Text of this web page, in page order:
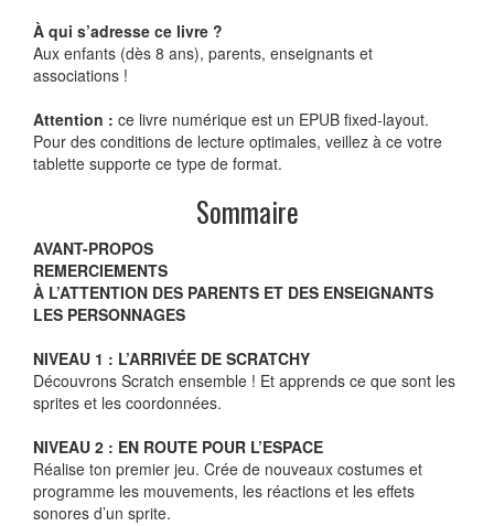
À qui s’adresse ce livre ?
Aux enfants (dès 8 ans), parents, enseignants et
associations !
Attention : ce livre numérique est un EPUB fixed-layout.
Pour des conditions de lecture optimales, veillez à ce votre
tablette supporte ce type de format.
Sommaire
AVANT-PROPOS
REMERCIEMENTS
À L’ATTENTION DES PARENTS ET DES ENSEIGNANTS
LES PERSONNAGES
NIVEAU 1 : L’ARRIVÉE DE SCRATCHY
Découvrons Scratch ensemble ! Et apprends ce que sont les
sprites et les coordonnées.
NIVEAU 2 : EN ROUTE POUR L’ESPACE
Réalise ton premier jeu. Crée de nouveaux costumes et
programme les mouvements, les réactions et les effets
sonores d’un sprite.